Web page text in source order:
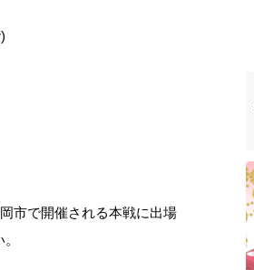
市で開催される本戦に出場